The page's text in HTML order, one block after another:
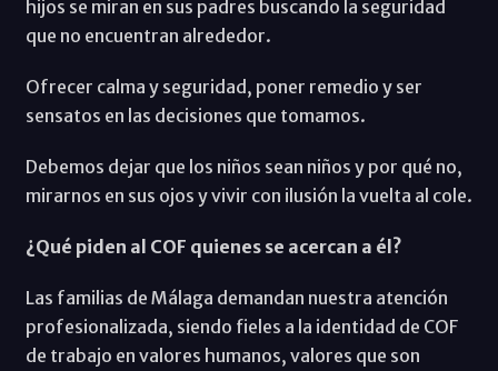
hijos se miran en sus padres buscando la seguridad
que no encuentran alrededor.
Ofrecer calma y seguridad, poner remedio y ser
sensatos en las decisiones que tomamos.
Debemos dejar que los niños sean niños y por qué no,
mirarnos en sus ojos y vivir con ilusión la vuelta al cole.
¿Qué piden al COF quienes se acercan a él?
Las familias de Málaga demandan nuestra atención
profesionalizada, siendo fieles a la identidad de COF
de trabajo en valores humanos, valores que son